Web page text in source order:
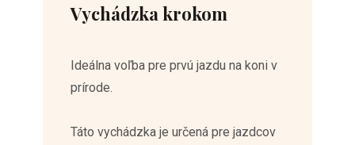
Vychádzka krokom
Ideálna voľba pre prvú jazdu na koni v
prírode.
Táto vychádzka je určená pre jazdcov